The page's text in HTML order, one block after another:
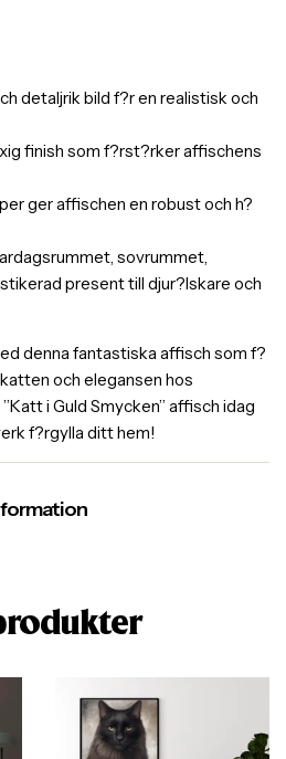
detaljrik bild f?r en realistisk och
finish som f?rst?rker affischens
ger affischen en robust och h?
sovrummet,
present till djur?lskare och
denna fantastiska affisch som f?
och elegansen hos
i Guld Smycken” affisch idag
f?rgylla ditt hem!